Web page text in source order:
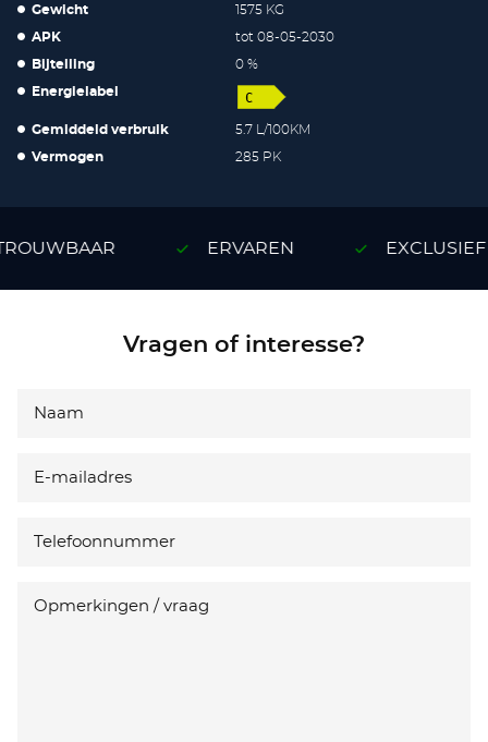
Gewicht 1575 KG
APK tot 08-05-2030
Bijtelling 0 %
Energielabel
Gemiddeld verbruik 5.7 L/100KM
Vermogen 285 PK
ERVAREN EXCLUSIEF
Vragen of interesse?